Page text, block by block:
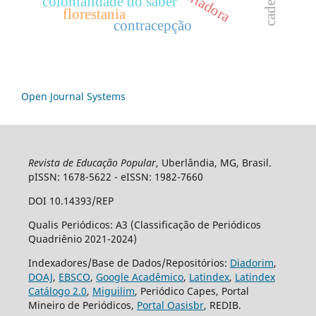
florestania
contracepção
Open Journal Systems
Revista de Educação Popular, Uberlândia, MG, Brasil.
pISSN: 1678-5622 - eISSN: 1982-7660
DOI 10.14393/REP
Qualis Periódicos: A3 (Classificação de Periódicos
Quadriênio 2021-2024)
Indexadores/Base de Dados/Repositórios: Diadorim,
DOAJ, EBSCO, Google Acadêmico, Latindex, Latindex
Catálogo 2.0, Miguilim, Periódico Capes, Portal
Mineiro de Periódicos, Portal Oasisbr, REDIB.